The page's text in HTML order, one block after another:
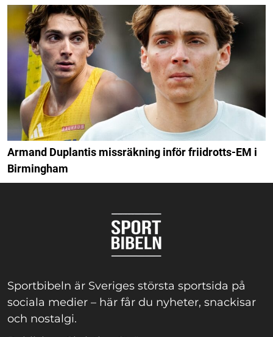
Armand Duplantis missräkning inför friidrotts-EM i
Birmingham
Sportbibeln är Sveriges största sportsida på
sociala medier – här får du nyheter, snackisar
och nostalgi.